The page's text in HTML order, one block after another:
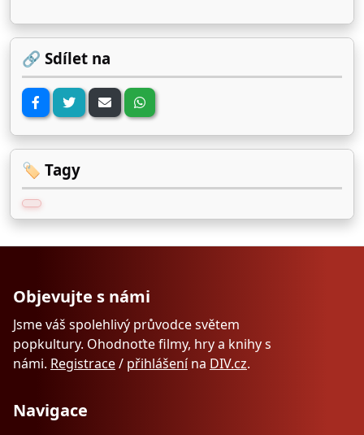
🔗 Sdílet na
🏷️ Tagy
Objevujte s námi
Jsme váš spolehlivý průvodce světem
popkultury. Ohodnoťte filmy, hry a knihy s
námi. Registrace/ přihlášenína DIV.cz.
Navigace